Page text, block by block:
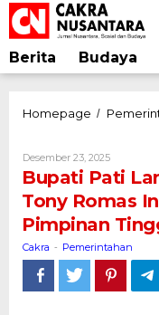
Lewati
ke
konten
Berita Budaya
Homepage /
Desember 23, 2025Oleh
Cakra
Bupati Pati
Tony Romas
Pimpinan
Cakra - Pemerintahan